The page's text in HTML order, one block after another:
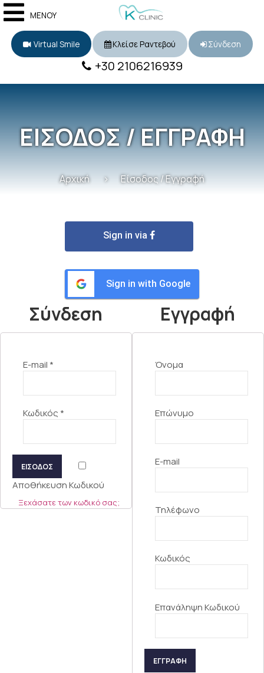
ΜΕΝΟΥ
Virtual Smile Κλείσε Ραντεβού Σύνδεση
+30 2106216939
ΕΙΣΟΔΟΣ / ΕΓΓΡΑΦΗ
Αρχική Είσοδος / Εγγραφή
Sign in via
Sign in with Google
Σύνδεση
E-mail *
Κωδικός *
ΕΙΣΟΔΟΣ
Αποθήκευση Κωδικού
Ξεχάσατε των κωδικό σας;
Εγγραφή
Όνομα
Επώνυμο
E-mail
Τηλέφωνο
Κωδικός
Επανάληψη Κωδικού
ΕΓΓΡΑΦΗ